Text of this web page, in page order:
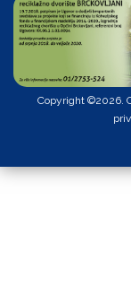
Copyright ©2026.